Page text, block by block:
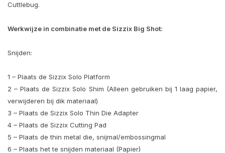
Cuttlebug.
Werkwijze in combinatie met de Sizzix Big Shot:
Snijden:
1 – Plaats de Sizzix Solo Platform
2 – Plaats de Sizzix Solo Shim (Alleen gebruiken bij 1 laag papier,
verwijderen bij dik materiaal)
3 – Plaats de Sizzix Solo Thin Die Adapter
4 – Plaats de Sizzix Cutting Pad
5 – Plaats de thin metal die, snijmal/embossingmal
6 – Plaats het te snijden materiaal (Papier)